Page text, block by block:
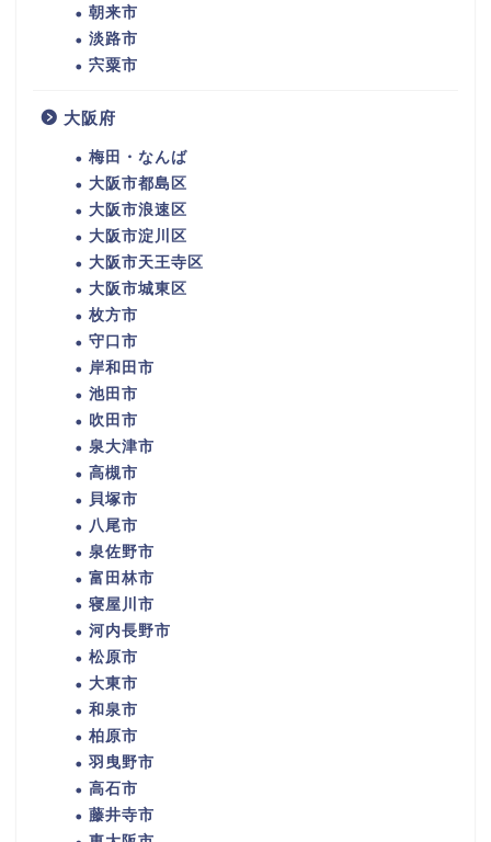
朝来市
淡路市
宍粟市
大阪府
梅田・なんば
大阪市都島区
大阪市浪速区
大阪市淀川区
大阪市天王寺区
大阪市城東区
枚方市
守口市
岸和田市
池田市
吹田市
泉大津市
高槻市
貝塚市
八尾市
泉佐野市
富田林市
寝屋川市
河内長野市
松原市
大東市
和泉市
柏原市
羽曳野市
高石市
藤井寺市